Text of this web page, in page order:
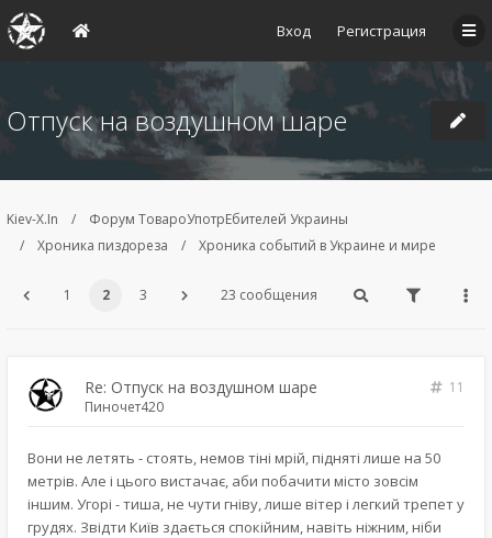
Вход Регистрация
Отпуск на воздушном шаре
Kiev-X.In
Форум ТовароУпотрЕбителей Украины
Хроника пиздореза
Хроника событий в Украине и мире
1 2 3 23 сообщения
Re: Отпуск на воздушном шаре
11
Пиночет420
Вони не летять - стоять, немов тіні мрій, підняті лише на 50
метрів. Але і цього вистачає, аби побачити місто зовсім
іншим. Угорі - тиша, не чути гніву, лише вітер і легкий трепет у
грудях. Звідти Київ здається спокійним, навіть ніжним, ніби